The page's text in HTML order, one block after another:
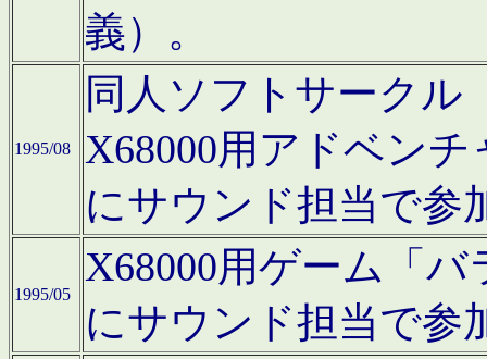
義）。
1995/08
同人ソフトサークル
X68000用アドベン
にサウンド担当で参
1995/05
X68000用ゲーム「
にサウンド担当で参